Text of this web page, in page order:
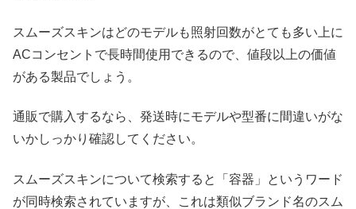
スムーズスキンはどのモデルも照射回数がとても多い上に
ACコンセントで長時間使用できるので、値段以上の価値
がある製品でしょう。
通販で購入するなら、発送時にモデルや型番に間違いがな
いかしっかり確認してください。
スムーズスキンについて検索すると「容器」というワード
が同時検索されていますが、これは類似ブランド名のスム